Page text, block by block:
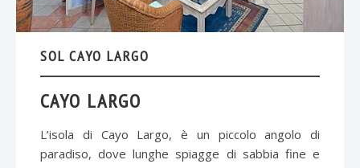
SOL CAYO LARGO
CAYO LARGO
L’isola di Cayo Largo, è un piccolo angolo di
paradiso, dove lunghe spiagge di sabbia fine e